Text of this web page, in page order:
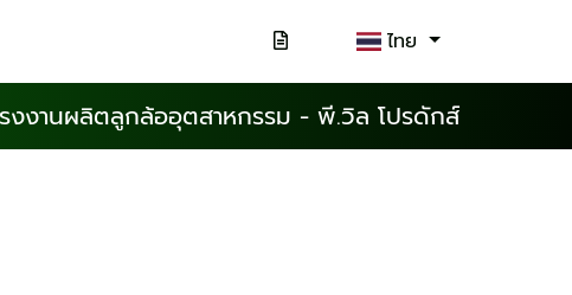
ไทย
งงานผลิตลูกล้ออุตสาหกรรม - พี.วิล โปรดักส์